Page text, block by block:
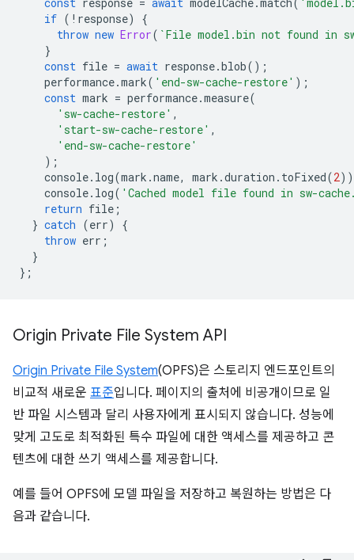
if ( ! response)
{
throw new Error( `File model.bin not found in
}
const file = await response.blob();
performance.mark( 'end-sw-cache-restore' );
const mark = performance.measure(
'sw-cache-restore' ,
'start-sw-cache-restore' ,
'end-sw-cache-restore'
);
console. log(mark .name, mark .duration . toFixed(2
console. log( 'Cached model file found in sw-
return file ;
} catch (err)
{
throw err ;
}
};
Origin Private File System API
Origin Private File System(OPFS)은 스토리지 엔드포인트의
비교적 새로운 표준입니다. 페이지의 출처에 비공개이므로 일
반 파일 시스템과 달리 사용자에게 표시되지 않습니다. 성능에
맞게 고도로 최적화된 특수 파일에 대한 액세스를 제공하고 콘
텐츠에 대한 쓰기 액세스를 제공합니다.
예를 들어 OPFS에 모델 파일을 저장하고 복원하는 방법은 다
음과 같습니다.